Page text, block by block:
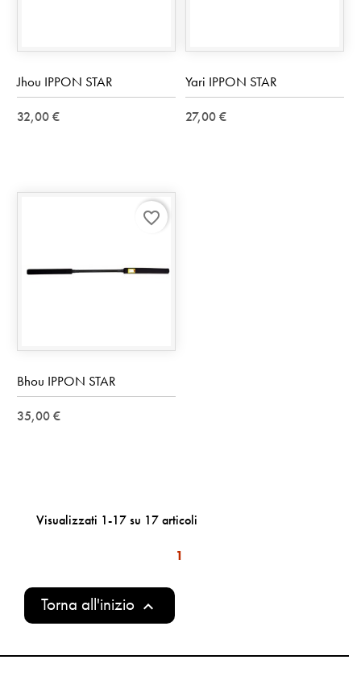
Jhou IPPON STAR
32,00 €
Yari IPPON STAR
27,00 €
Bhou IPPON STAR
35,00 €
favorite_border
Visualizzati 1-17 su 17 articoli
1
Torna all'inizio 